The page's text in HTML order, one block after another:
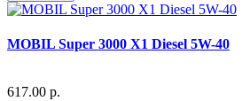
MOBIL Super 3000 X1 Diesel 5W-40
617.00 р.